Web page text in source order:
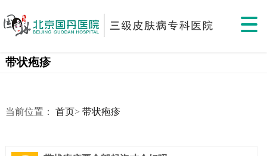
带状疱疹
当前位置： 首页> 带状疱疹